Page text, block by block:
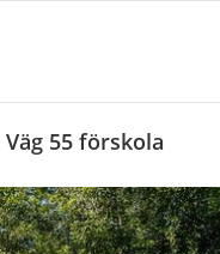
55 förskola